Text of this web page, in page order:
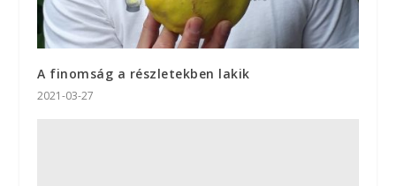
A finomság a részletekben lakik
2021-03-27